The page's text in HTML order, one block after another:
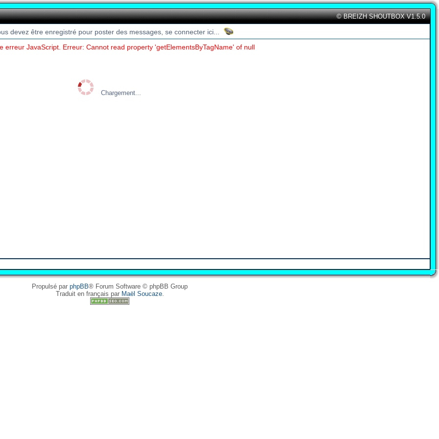
© BREIZH SHOUTBOX V1.5.0
devez être enregistré pour poster des messages, se connecter ici...
erreur JavaScript. Erreur: Cannot read property 'getElementsByTagName' of null
Chargement...
Propulsé par phpBB® Forum Software © phpBB Group
Traduit en français par Maël Soucaze.